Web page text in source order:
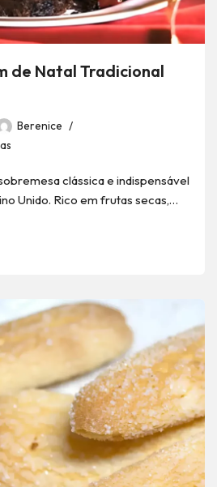
de Natal Tradicional
Berenice
clássica e indispensável
Unido. Rico em frutas secas,…